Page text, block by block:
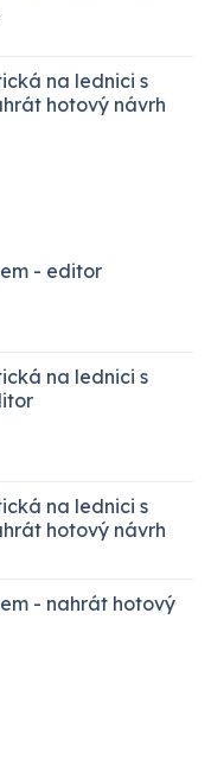
Kč
na lednici s
hotový návrh
- editor
na lednici s
na lednici s
hotový návrh
- nahrát hotový